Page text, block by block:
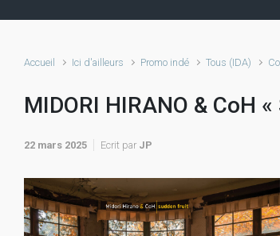
Accueil Ici d'ailleurs Promo indé Tous (IDA)
MIDORI HIRANO & CoH
22 mars 2025 Ecrit par JP